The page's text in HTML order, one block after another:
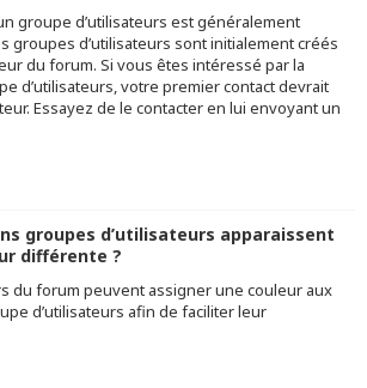
groupe d’utilisateurs est généralement
groupes d’utilisateurs sont initialement créés
du forum. Si vous êtes intéressé par la
d’utilisateurs, votre premier contact devrait
Essayez de le contacter en lui envoyant un
groupes d’utilisateurs apparaissent
différente ?
du forum peuvent assigner une couleur aux
d’utilisateurs afin de faciliter leur